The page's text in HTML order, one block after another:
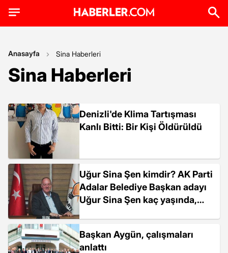
Anasayfa Sina Haberleri
Sina Haberleri
Denizli'de Klima Tartışması
Kanlı Bitti: Bir Kişi Öldürüldü
Uğur Sina Şen kimdir? AK Parti
Adalar Belediye Başkan adayı
Uğur Sina Şen kaç yaşında,
Başkan Aygün, çalışmaları
anlattı